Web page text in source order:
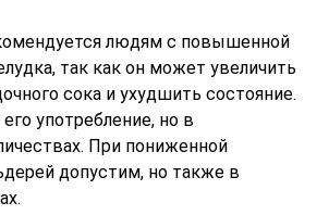
людям с повышенной
так как он может увеличить
сока и ухудшить состояние.
употребление, но в
При пониженной
допустим, но также в